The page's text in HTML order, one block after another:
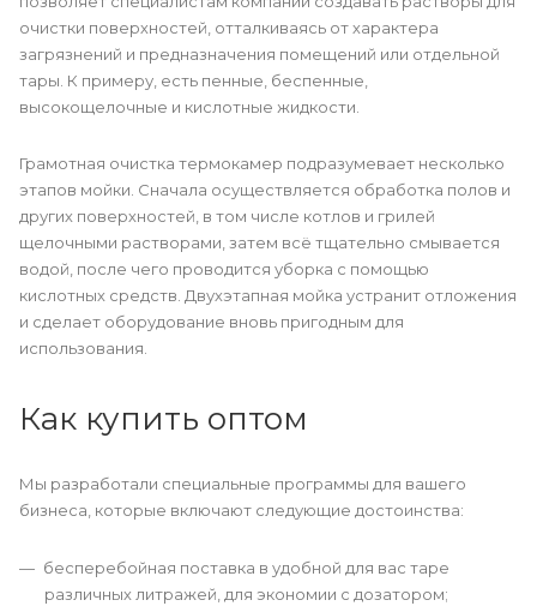
очистки поверхностей, отталкиваясь от характера
загрязнений и предназначения помещений или отдельной
тары. К примеру, есть пенные, беспенные,
высокощелочные и кислотные жидкости.
Грамотная очистка термокамер подразумевает несколько
этапов мойки. Сначала осуществляется обработка полов и
других поверхностей, в том числе котлов и грилей
щелочными растворами, затем всё тщательно смывается
водой, после чего проводится уборка с помощью
кислотных средств. Двухэтапная мойка устранит отложения
и сделает оборудование вновь пригодным для
использования.
Как купить оптом
Мы разработали специальные программы для вашего
бизнеса, которые включают следующие достоинства:
бесперебойная поставка в удобной для вас таре
различных литражей, для экономии с дозатором;